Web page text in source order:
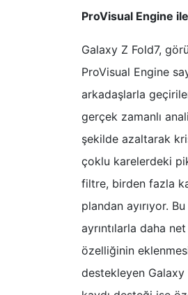
ProVisual Engine
Galaxy Z Fold7,
ProVisual Engine
arkadaşlarla
gerçek zamanlı
şekilde azaltarak
çoklu karelerdeki
filtre, birden fazla
plandan ayırıyor.
ayrıntılarla daha
özelliğinin
destekleyen Galaxy